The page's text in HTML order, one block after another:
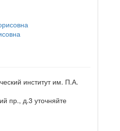
институт им. П.А.
пр., д.3 уточняйте